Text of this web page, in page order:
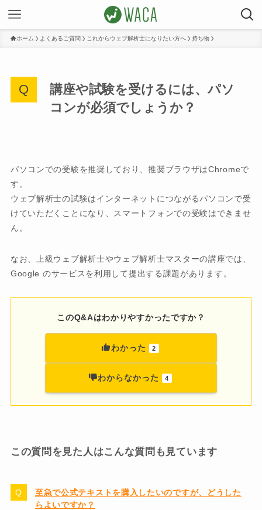
ホーム よくあるご質問 これからウェブ解析士になりたい方へ 持ち物
講座や試験を受けるには、パソ
コンが必須でしょうか？
パソコンでの受験を推奨しており、推奨ブラウザはChromeで
す。
ウェブ解析士の試験はインターネットにつながるパソコンで受
けていただくことになり、スマートフォンでの受験はできませ
ん。
なお、上級ウェブ解析士やウェブ解析士マスターの講座では、
Google のサービスを利用して提出する課題があります。
このQ&Aはわかりやすかったですか？
わかった 2
わからなかった 4
この質問を見た人はこんな質問も見ています
至急で公式テキストを購入したいのですが、どうした
らよいですか？